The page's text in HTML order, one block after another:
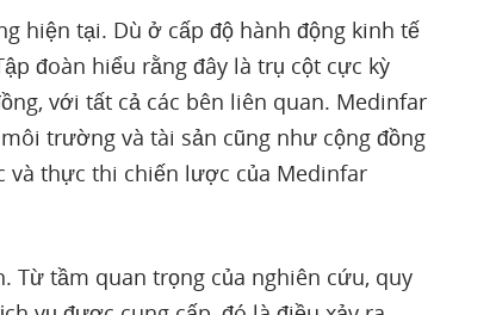
hiện tại. Dù ở cấp độ hành động kinh tế
đoàn hiểu rằng đây là trụ cột cực kỳ
với tất cả các bên liên quan. Medinfar
trường và tài sản cũng như cộng đồng
và thực thi chiến lược của Medinfar
tầm quan trọng của nghiên cứu, quy